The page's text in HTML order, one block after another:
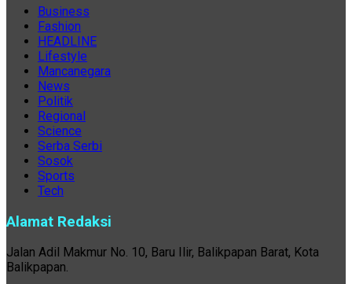
Business
Fashion
HEADLINE
Lifestyle
Mancanegara
News
Politik
Regional
Science
Serba Serbi
Sosok
Sports
Tech
Alamat Redaksi
Jalan Adil Makmur No. 10, Baru Ilir, Balikpapan Barat, Kota
Balikpapan.